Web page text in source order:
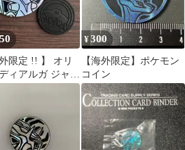
外限定 !! 】 オリ
ィアルガ ジャン
モン コイン
¥300
【海外限定】ポケモン
コイン